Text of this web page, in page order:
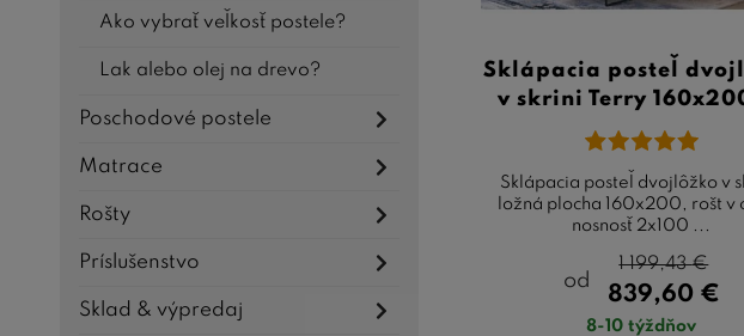
priestor vo vašej spálni,
Ako vybrať veľkosť postele?
Lak alebo olej na drevo?
Poschodové postele
Matrace
Rošty
Príslušenstvo
Sklad & výpredaj
Sklápacia posteľ
v skrini Terry
Sklápacia posteľ dvojlôžko v
ložná plocha 160x200, rošt v
nosnosť 2x100 ...
od
839,60 €
1 199,43€
8-10 týždňov